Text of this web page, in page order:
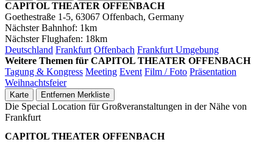
CAPITOL THEATER OFFENBACH
Goethestraße 1-5, 63067 Offenbach, Germany
Nächster Bahnhof: 1km
Nächster Flughafen: 18km
Deutschland Frankfurt Offenbach Frankfurt Umgebung
Weitere Themen für CAPITOL THEATER OFFENBACH
Tagung & Kongress Meeting Event Film / Foto Präsentation
Weihnachtsfeier
Karte Entfernen Merkliste
Die Special Location für Großveranstaltungen in der Nähe von
Frankfurt
CAPITOL THEATER OFFENBACH